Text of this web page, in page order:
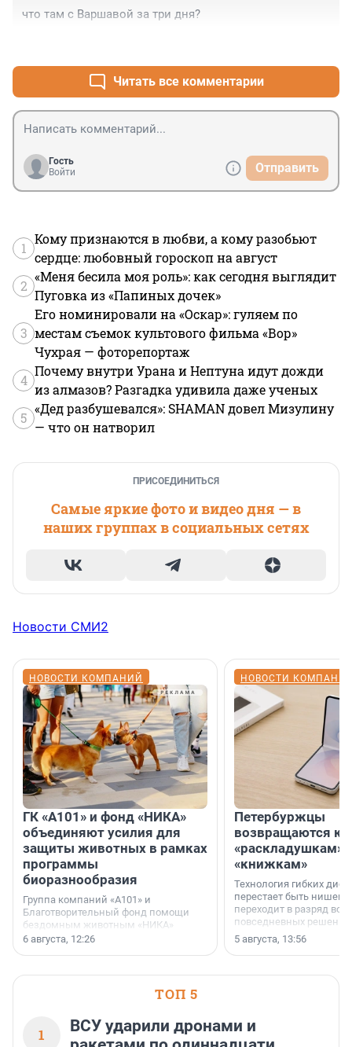
что там с Варшавой за три дня?
Читать все комментарии
Гость
Войти
Отправить
1
Кому признаются в любви, а кому разобьют
сердце: любовный гороскоп на август
2
«Меня бесила моя роль»: как сегодня выглядит
Пуговка из «Папиных дочек»
3
Его номинировали на «Оскар»: гуляем по
местам съемок культового фильма «Вор»
Чухрая — фоторепортаж
4
Почему внутри Урана и Нептуна идут дожди
из алмазов? Разгадка удивила даже ученых
5
«Дед разбушевался»: SHAMAN довел Мизулину
— что он натворил
ПРИСОЕДИНИТЬСЯ
Самые яркие фото и видео дня — в
наших группах в социальных сетях
Новости СМИ2
НОВОСТИ КОМПАНИЙ
ГК «А101» и фонд «НИКА»
объединяют усилия для
защиты животных в рамках
программы
биоразнообразия
Группа компаний «А101» и
Благотворительный фонд помощи
бездомным животным «НИКА»
заключили соглашение о
6 августа, 12:26
НОВОСТИ
Петербуржцы
возвращаются к
«раскладушкам»
«книжкам»
Технология гибких
перестает быть
переходит в разряд
повседневных
5 августа, 13:56
ТОП 5
1
ВСУ ударили дронами и